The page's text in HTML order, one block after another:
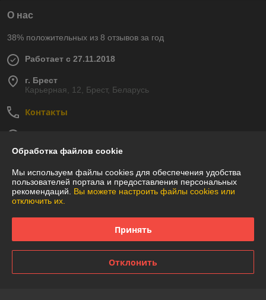
О нас
38% положительных из 8 отзывов за год
Работает с 27.11.2018
г. Брест
Карьерная, 12, Брест, Беларусь
Контакты
Отзывы о магазине
49 отзывов за всё время
Отлично
Обработка файлов cookie
Мы используем файлы cookies для обеспечения удобства
пользователей портала и предоставления персональных
рекомендаций. Вы можете настроить файлы cookies или
отключить их.
Принять
Отклонить